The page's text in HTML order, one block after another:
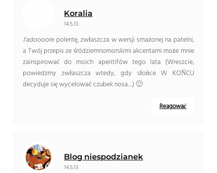
Koralia
14.5.13
J'adoooore polentę, zwłaszcza w wersji smażonej na patelni,
a Twój przepis ze śródziemnomorskimi akcentami może mnie
zainspirować do moich aperitifów tego lata (Wreszcie,
powiedzmy zwłaszcza wtedy, gdy słońce W KOŃCU
decyduje się wycelować czubek nosa…) 🙂
Reagować
Blog niespodzianek
14.5.13